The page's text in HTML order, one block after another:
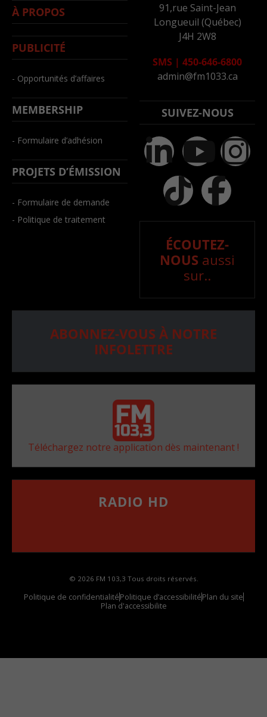
À PROPOS
PUBLICITÉ
- Opportunités d’affaires
MEMBERSHIP
- Formulaire d’adhésion
PROJETS D’ÉMISSION
- Formulaire de demande
- Politique de traitement
91,rue Saint-Jean
Longueuil (Québec)
J4H 2W8
SMS | 450-646-6800
admin@fm1033.ca
SUIVEZ-NOUS
ÉCOUTEZ-
NOUS aussi
sur..
ABONNEZ-VOUS À NOTRE
INFOLETTRE
Téléchargez notre application dès maintenant !
RADIO HD
© 2026 FM 103,3 Tous droits réservés.
Politique de confidentialitéPolitique d’accessibilitéPlan du site
Plan d'accessibilite